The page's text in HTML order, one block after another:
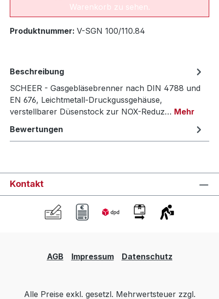
Warenkorb zu sehen.
Produktnummer: V-SGN 100/110.84
Beschreibung
SCHEER - Gasgebläsebrenner nach DIN 4788 und
EN 676, Leichtmetall-Druckgussgehäuse,
verstellbarer Düsenstock zur NOX-Reduz… Mehr
Bewertungen
Kontakt
AGB Impressum Datenschutz
Alle Preise exkl. gesetzl. Mehrwertsteuer zzgl.